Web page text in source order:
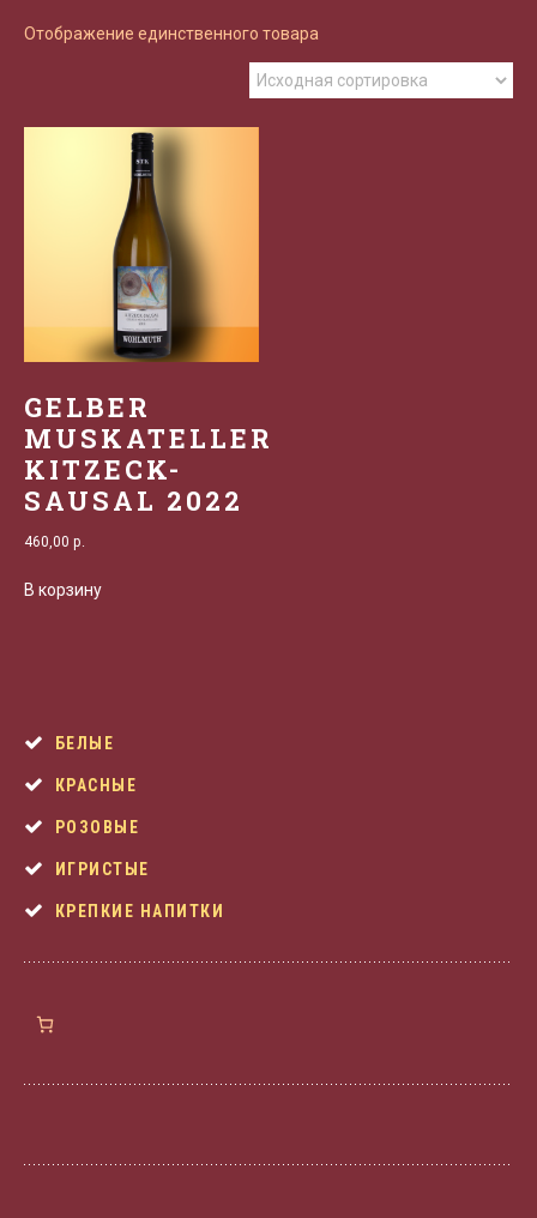
Отображение единственного товара
GELBER
MUSKATELLER
KITZECK-
SAUSAL 2022
460,00 р.
В корзину
БЕЛЫЕ
КРАСНЫЕ
РОЗОВЫЕ
ИГРИСТЫЕ
КРЕПКИЕ НАПИТКИ